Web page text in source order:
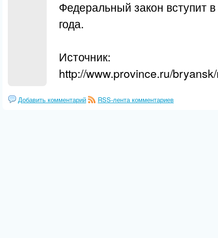
Федеральный закон вступит
года.
Источник:
http://www.province.ru/
Добавить комментарий RSS-лента комментариев